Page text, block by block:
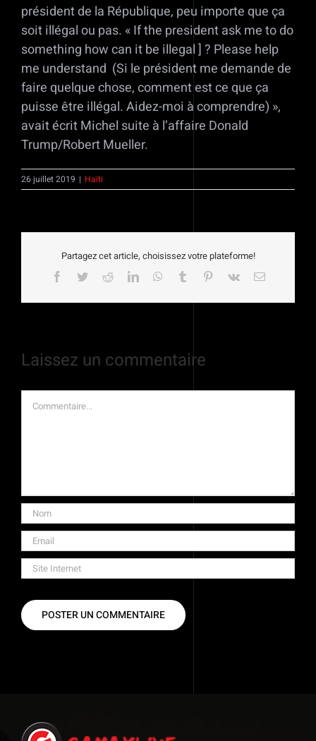
président de la République, peu importe que ça
soit illégal ou pas. « If the president ask me to do
something how can it be illegal ] ? Please help
me understand (Si le président me demande de
faire quelque chose, comment est ce que ça
puisse être illégal. Aidez-moi à comprendre) »,
avait écrit Michel suite à l’affaire Donald
Trump/Robert Mueller.
26 juillet 2019 | Haïti
Partagez cet article, choisissez votre plateforme!
Facebook
TwitterRedditLinkedInWhatsApp
Tumblr Pinterest
Vk Email
Laissez un commentaire
Commentaire